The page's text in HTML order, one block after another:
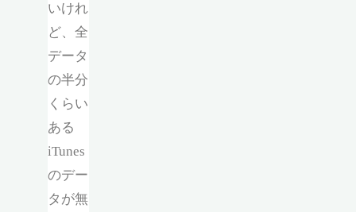
いけれ
ど、全
データ
の半分
くらい
ある
iTunes
のデー
タが無